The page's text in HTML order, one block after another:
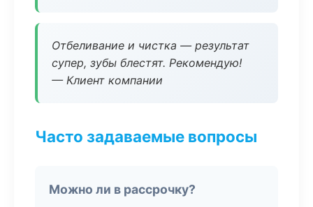
Отбеливание и чистка — результат
супер, зубы блестят. Рекомендую!
— Клиент компании
Часто задаваемые вопросы
Можно ли в рассрочку?